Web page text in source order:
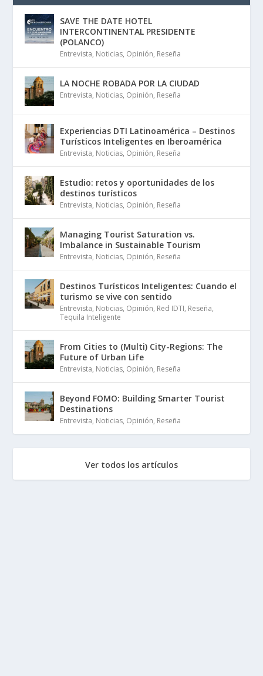
SAVE THE DATE HOTEL
INTERCONTINENTAL PRESIDENTE
(POLANCO)
Entrevista, Noticias, Opinión, Reseña
LA NOCHE ROBADA POR LA CIUDAD
Entrevista, Noticias, Opinión, Reseña
Experiencias DTI Latinoamérica – Destinos
Turísticos Inteligentes en Iberoamérica
Entrevista, Noticias, Opinión, Reseña
Estudio: retos y oportunidades de los
destinos turísticos
Entrevista, Noticias, Opinión, Reseña
Managing Tourist Saturation vs.
Imbalance in Sustainable Tourism
Entrevista, Noticias, Opinión, Reseña
Destinos Turísticos Inteligentes: Cuando el
turismo se vive con sentido
Entrevista, Noticias, Opinión, Red IDTI, Reseña,
Tequila Inteligente
From Cities to (Multi) City-Regions: The
Future of Urban Life
Entrevista, Noticias, Opinión, Reseña
Beyond FOMO: Building Smarter Tourist
Destinations
Entrevista, Noticias, Opinión, Reseña
Ver todos los artículos